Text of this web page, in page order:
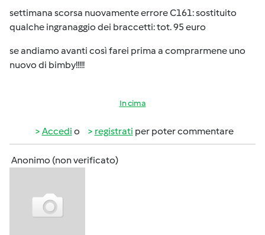
settimana scorsa nuovamente errore C161: sostituito
qualche ingranaggio dei braccetti: tot. 95 euro
se andiamo avanti così farei prima a comprarmene uno
nuovo di bimby!!!!!
In cima
Accedi o registrati per poter commentare
Anonimo (non verificato)